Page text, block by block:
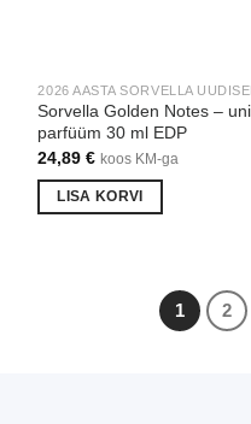
2026 AASTA SORVELLA
Sorvella Golden Notes –
parfüüm 30 ml EDP
24,89€ koos KM-ga
LISA KORVI
1 2